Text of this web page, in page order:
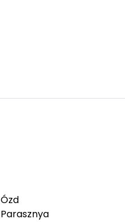
Ózd
Parasznya